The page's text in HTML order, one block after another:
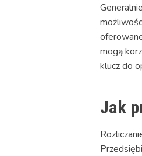
mogą
klucz do
Jak